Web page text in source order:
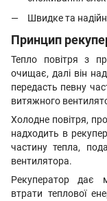
Швидке та
Принцип
Тепло повітря з
очищає, далі він
передасть певну
витяжного
Холодне повітря,
надходить в
частину тепла,
вентилятора.
Рекуператор дає
втрати теплової